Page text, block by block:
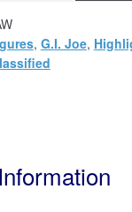
, G.I. Joe,